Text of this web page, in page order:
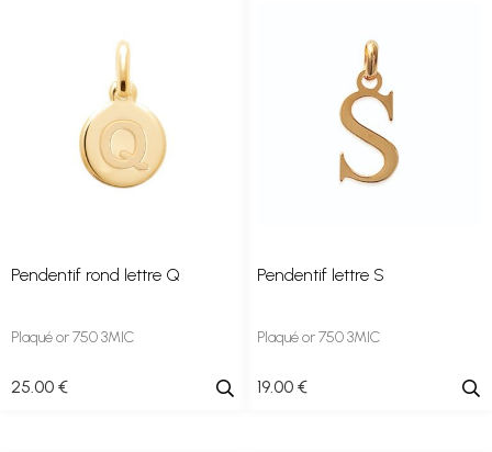
Pendentif rond lettre Q
Plaqué or 750 3MIC
25.00 €
Pendentif lettre S
Plaqué or 750 3MIC
19.00 €